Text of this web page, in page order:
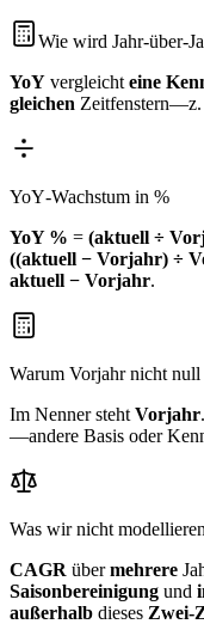
Wie wird
YoY vergleicht eine
gleichen Zeitfenstern—z.
YoY‑Wachstum in %
YoY % = (aktuell ÷
((aktuell − Vorjahr) ÷
aktuell − Vorjahr.
Warum Vorjahr nicht null
Im Nenner steht Vorjahr
—andere Basis oder
Was wir nicht modellieren
CAGR übermehrere
Saisonbereinigung und
außerhalb dieses